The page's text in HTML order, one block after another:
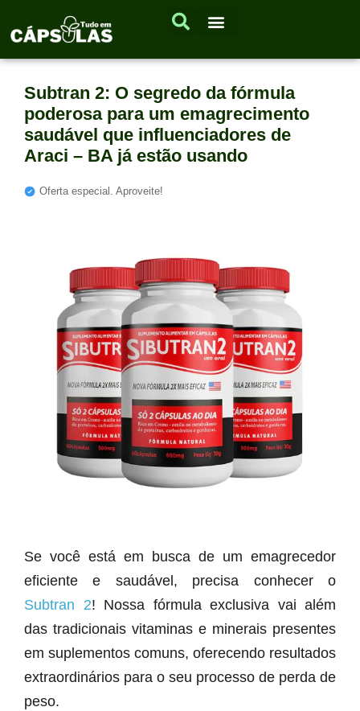
Subtran 2: O segredo da fórmula
poderosa para um emagrecimento
saudável que influenciadores de
Araci – BA já estão usando
Oferta especial. Aproveite!
Se você está em busca de um emagrecedor
eficiente e saudável, precisa conhecer o
Subtran 2! Nossa fórmula exclusiva vai além
das tradicionais vitaminas e minerais presentes
em suplementos comuns, oferecendo resultados
extraordinários para o seu processo de perda de
peso.